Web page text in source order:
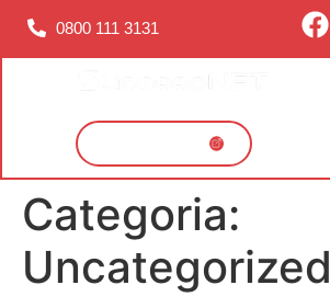
0800 111 3131
Categoria:
Uncategorized